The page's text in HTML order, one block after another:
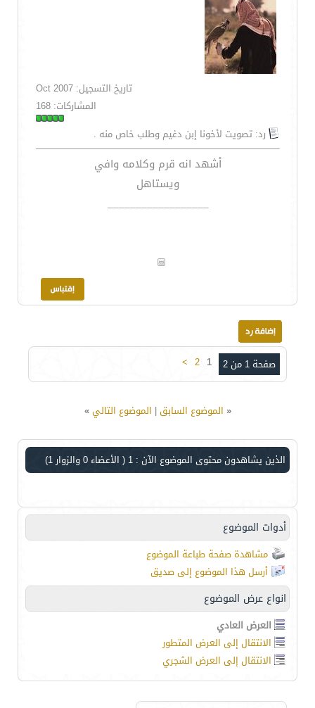
تاريخ التسجيل: Oct 2007
المشاركات: 168
رد: تصويت لأخونا إبن دغيم وطلب خاص منه .
أشهد انه قرم وكلامه وافي
ويستاهل
__________________
صفحة 1 من 2 1
2
>
« الموضوع السابق| الموضوع التالي»
الذين يشاهدون محتوى الموضوع الآن : 1 ( الأعضاء 0 والزوار 1)
أدوات الموضوع
مشاهدة صفحة طباعة الموضوع
أرسل هذا الموضوع إلى صديق
انواع عرض الموضوع
العرض العادي
الانتقال إلى العرض المتطور
الانتقال إلى العرض الشجري